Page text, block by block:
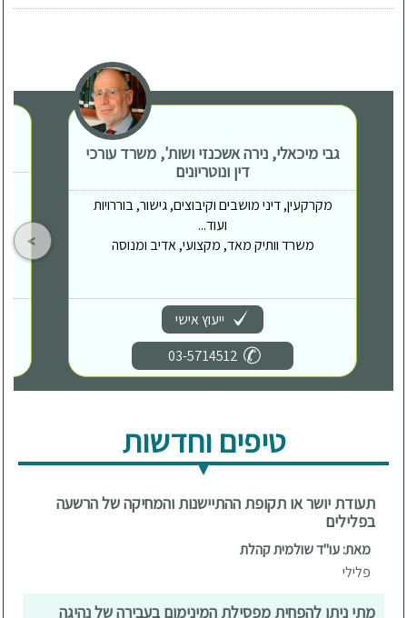
גבי מיכאלי, נירה אשכנזי ושות', משרד עורכי
דין ונוטריונים
מקרקעין, דיני מושבים וקיבוצים, גישור, בוררויות
ועוד...
משרד וותיק מאד, מקצועי, אדיב ומנוסה
ייעוץ אישי
03-5714512
טיפים וחדשות
תעודת יושר או תקופת ההתיישנות והמחיקה של הרשעה
בפלילים
מאת: עו"ד שולמית קהלת
פלילי
מתי ניתן להפחית מפסילת המינימום בעבירה של נהיגה